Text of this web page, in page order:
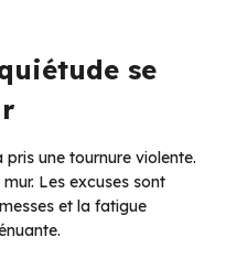
se
une tournure violente.
Les excuses sont
et la fatigue